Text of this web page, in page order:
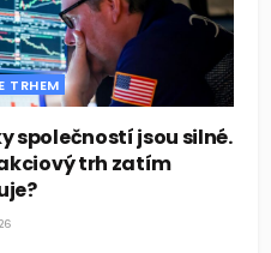
TRHEM
společností jsou silné.
trh zatím